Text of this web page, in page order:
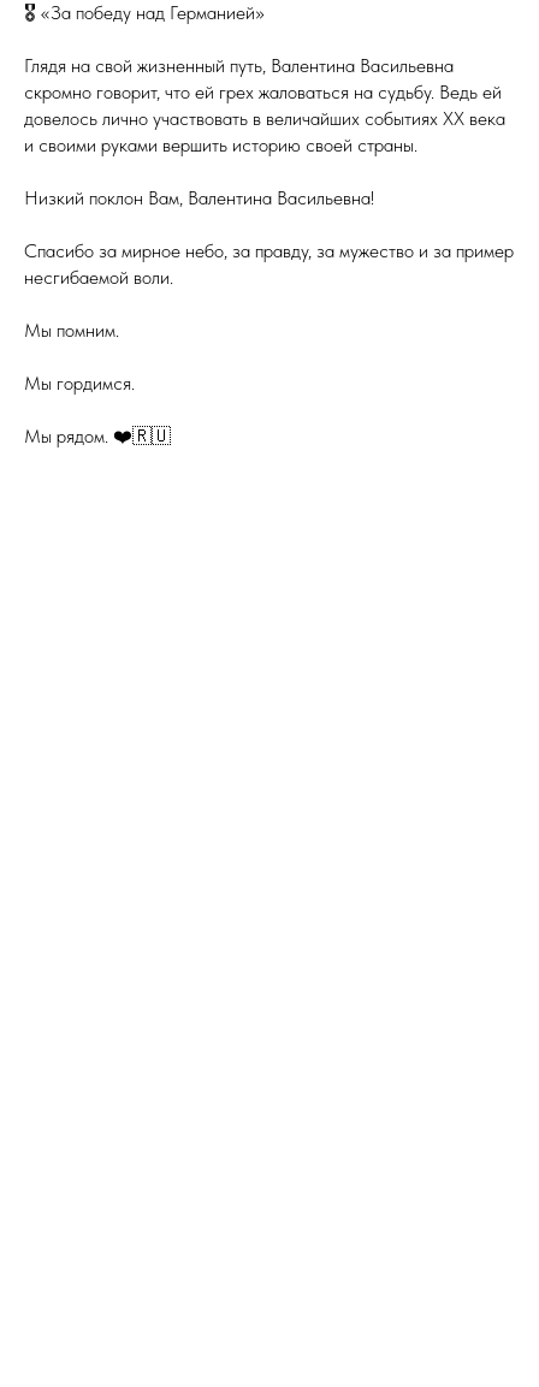
🎖 «За победу над Германией»
Глядя на свой жизненный путь, Валентина Васильевна
скромно говорит, что ей грех жаловаться на судьбу. Ведь ей
довелось лично участвовать в величайших событиях ХХ века
и своими руками вершить историю своей страны.
Низкий поклон Вам, Валентина Васильевна!
Спасибо за мирное небо, за правду, за мужество и за пример
несгибаемой воли.
Мы помним.
Мы гордимся.
Мы рядом. ❤️🇷🇺